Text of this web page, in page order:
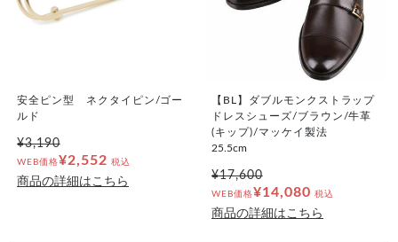
安全ピン型 ネクタイピン/ゴー
ルド
¥3,190
WEB価格¥2,552 税込
商品の詳細はこちら
【BL】ダブルモンクストラップ
ドレスシューズ/ブラウン/牛革
(キップ)/マッケイ製法
25.5cm
¥17,600
WEB価格¥14,080 税込
商品の詳細はこちら